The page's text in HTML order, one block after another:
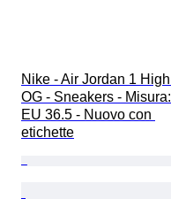
Nike - Air Jordan 1 High
OG - Sneakers - Misura:
EU 36.5 - Nuovo con
etichette